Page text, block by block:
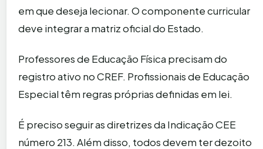
em que deseja lecionar. O componente curricular
deve integrar a matriz oficial do Estado.
Professores de Educação Física precisam do
registro ativo no CREF. Profissionais de Educação
Especial têm regras próprias definidas em lei.
É preciso seguir as diretrizes da Indicação CEE
número 213. Além disso, todos devem ter dezoito